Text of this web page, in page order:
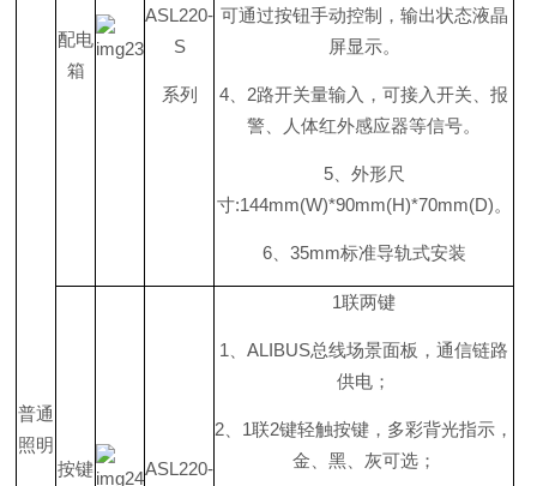
普通
照明
配电
箱
ASL220-
S
系列
可通过按钮手动控制，输出状态液晶
屏显示。
4 2路开关量输入，可接入开关、报
警、人体红外感应器等信号。
5、外形尺
寸:144mm(W)*90mm(H)*70mm(D)。
6、 35mm标准导轨式安装
按键
ASL220-
1联两键
1 、ALIBUS总线场景面板，通信链路
供电；
2 1联2键轻触按键，多彩背光指示，
金、黑、灰可选；